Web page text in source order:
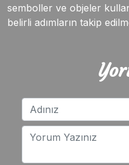
semboller ve objeler
belirli adımların takip